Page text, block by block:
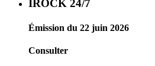
IROCK 24/7
Émission du 22 juin 2026
Consulter